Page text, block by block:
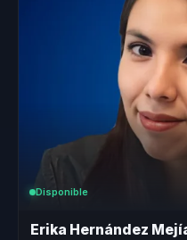
Disponible
Erika Hernández